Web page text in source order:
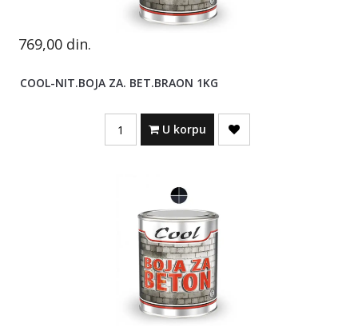
769,00 din.
COOL-NIT.BOJA ZA. BET.BRAON 1KG
U korpu